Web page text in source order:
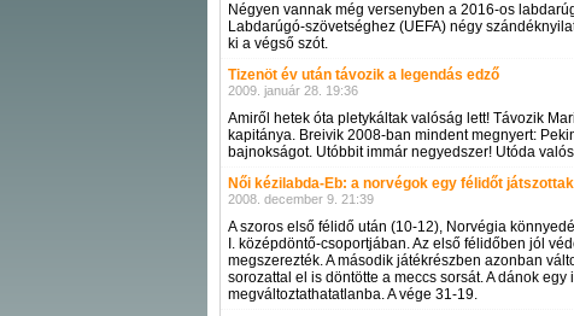
Négyen vannak még versenyben a 2016-os
Labdarúgó-szövetséghez (UEFA) négy
ki a végső szót.
Tizenöt év után távozik a legendás edző
2009. január 28. 19:36
Amiről hetek óta pletykáltak valóság lett! Távozik
kapitánya. Breivik 2008-ban mindent megnyert:
bajnokságot. Utóbbit immár negyedszer! Utóda
Női kézilabda-Eb: a norvégok egy félidőt
2008. december 9. 21:39
A szoros első félidő után (10-12), Norvégia
I. középdöntő-csoportjában. Az első félidőben jól
megszerezték. A második játékrészben azonban
sorozattal el is döntötte a meccs sorsát. A dánok
megváltoztathatatlanba. A vége 31-19.